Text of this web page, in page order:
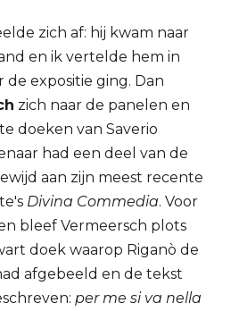
zich af: hij kwam naar
en ik vertelde hem in
expositie ging. Dan
zich naar de panelen en
doeken van Saverio
had een deel van de
aan zijn meest recente
Divina Commedia. Voor
bleef Vermeersch plots
doek waarop Riganò de
afgebeeld en de tekst
per me si va nella